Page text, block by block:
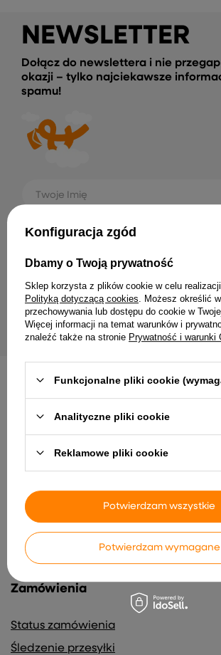
NEWSLETTER
Dołącz do newslettera i nie
okazji – tylko najciekawsze
spamu!
Twoje Imię
Twój email
osobowych (adres e-mail) na potrzeby
newslettera z informacją handlową
wpolityce prywatności.
ZAPISZ SIĘ
Dostawa ZamówienieZwroty
Zamówienia
Status zamówienia
Śledzenie przesyłki
Konfiguracja zgód
Dbamy o Twoją prywatność
Sklep korzysta z plików cookie w celu realizacji
Polityką dotyczącą cookies . Możesz określić
przechowywania lub dostępu do cookie w
Więcej informacji na temat warunków i
znaleźć także na stronie Prywatność i warunki
Funkcjonalne pliki cookie
Analityczne pliki cookie
Reklamowe pliki cookie
Potwierdzam wymagane
Potwierdzam wszystkie